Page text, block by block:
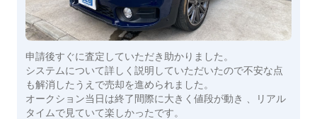
申請後すぐに査定していただき助かりました。
システムについて詳しく説明していただいたので不安な点
も解消したうえで売却を進められました。
オークション当日は終了間際に大きく値段が動き 、リアル
タイムで見ていて楽しかったです。